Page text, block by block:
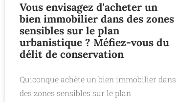
Vous envisagez d'acheter un
bien immobilier dans des zones
sensibles sur le plan
urbanistique ? Méfiez-vous du
délit de conservation
Quiconque achète un bien immobilier dans
des zones sensibles sur le plan